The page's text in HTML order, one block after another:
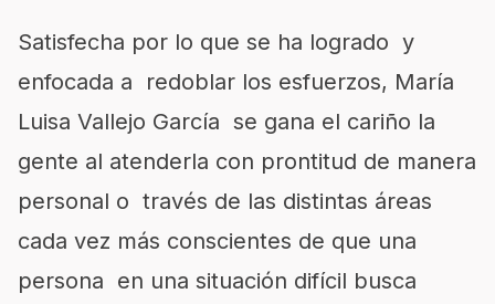
Satisfecha por lo que se ha logrado y
enfocada a redoblar los esfuerzos, María
Luisa Vallejo García se gana el cariño la
gente al atenderla con prontitud de manera
personal o través de las distintas áreas
cada vez más conscientes de que una
persona en una situación difícil busca